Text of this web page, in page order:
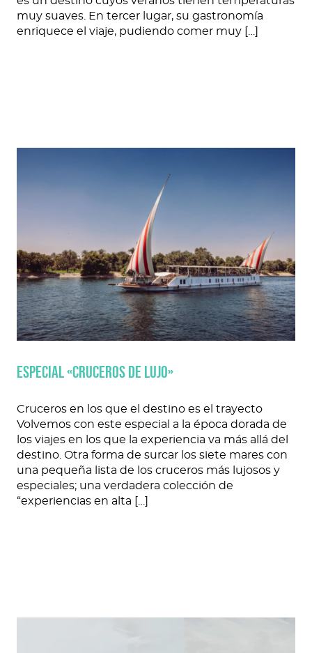
muy suaves. En tercer lugar, su gastronomía
enriquece el viaje, pudiendo comer muy […]
ESPECIAL «CRUCEROS DE LUJO»
Cruceros en los que el destino es el trayecto
Volvemos con este especial a la época dorada de
los viajes en los que la experiencia va más allá del
destino. Otra forma de surcar los siete mares con
una pequeña lista de los cruceros más lujosos y
especiales; una verdadera colección de
“experiencias en alta […]